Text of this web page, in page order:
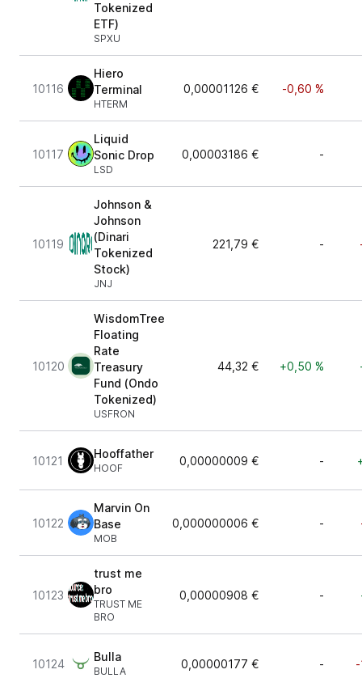
Tokenized
ETF)
SPXU
10116
Hiero
Terminal
HTERM
0,00001126 € -0,60 %
10117
Liquid
Sonic Drop
LSD
0,00003186 € -
10119
Johnson &
Johnson
(Dinari
Tokenized
Stock)
JNJ
221,79 € -
10120
WisdomTree
Floating
Rate
Treasury
Fund (Ondo
Tokenized)
USFRON
44,32 € +0,50 %
10121
Hooffather
HOOF
0,00000009 € -
10122
Marvin On
Base
MOB
0,000000006 € -
10123
trust me
bro
TRUST ME
BRO
0,00000908 € -
10124
Bulla
BULLA
0,00000177 € -